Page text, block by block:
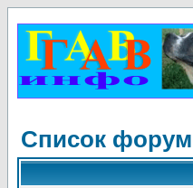
Список